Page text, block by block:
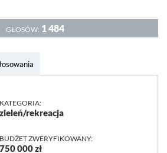
GŁOSÓW: 1 484
KATEGORIA:
zieleń/rekreacja
BUDŻET ZWERYFIKOWANY:
750 000 zł